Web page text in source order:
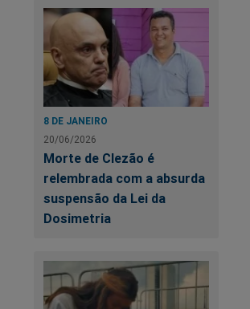
8 DE JANEIRO
20/06/2026
Morte de Clezão é
relembrada com a absurda
suspensão da Lei da
Dosimetria